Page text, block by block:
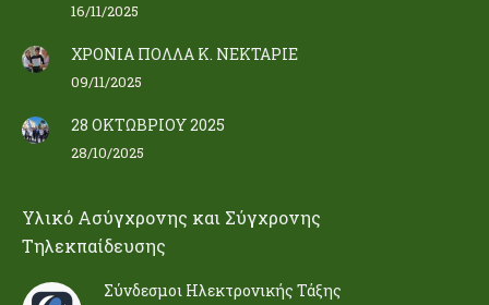
16/11/2025
ΧΡΟΝΙΑ ΠΟΛΛΑ Κ. ΝΕΚΤΑΡΙΕ
09/11/2025
28 ΟΚΤΩΒΡΙΟΥ 2025
28/10/2025
Υλικό Ασύγχρονης και Σύγχρονης
Τηλεκπαίδευσης
Σύνδεσμοι Ηλεκτρονικής Τάξης